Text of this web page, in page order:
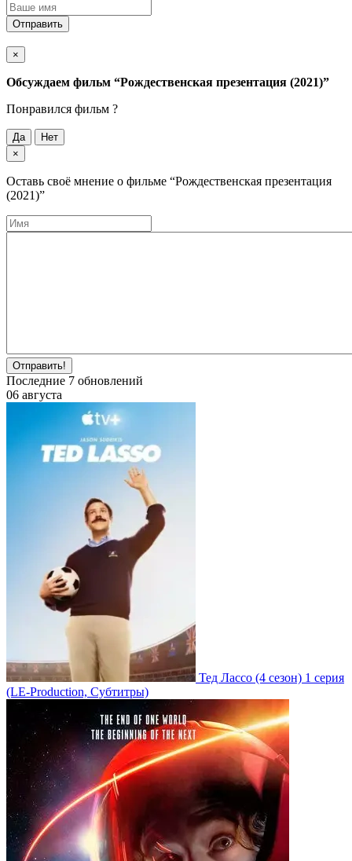
Отправить
×
Обсуждаем фильм “Рождественская презентация (2021)”
Понравился фильм ?
Да
Нет
×
Оставь своё мнение о фильме “Рождественская презентация
(2021)”
Отправить!
Последние 7 обновлений
06 августа
Тед Лассо (4 сезон) 1 серия
(LE-Production, Субтитры)